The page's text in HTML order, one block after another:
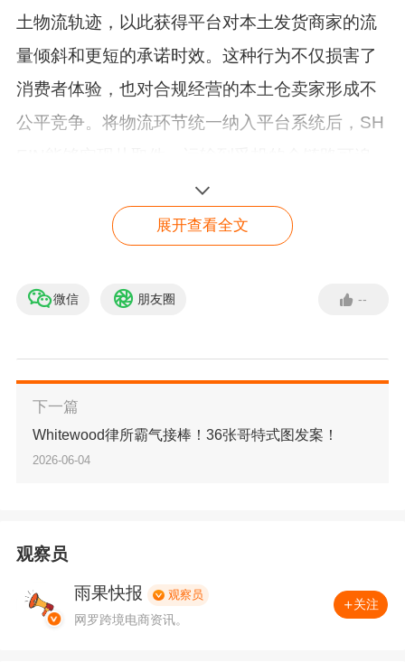
土物流轨迹，以此获得平台对本土发货商家的流
量倾斜和更短的承诺时效。这种行为不仅损害了
消费者体验，也对合规经营的本土仓卖家形成不
公平竞争。将物流环节统一纳入平台系统后，SH
溯，从而有效遏制虚假本土轨迹的生成。
在配套的时效考核方面，SHEIN要求商家在8个工
量限制乃至永久封店等阶梯式处罚。这无疑对商
过去依赖“先接单、后找货”的松散式操作将难以继
续。
新规实施后，若代发仓未接入SHEIN平台认证物
无法接入平台取件系统而流失客户。相比之下，
早已建立美国本土合规仓、并使用平台认证物流
商的商家则将在更加公平的竞争环境中受益。
展开查看全文
微信 朋友圈 --
下一篇
Whitewood律所霸气接棒！36张哥特式图发案！
2026-06-04
观察员
雨果快报 观察员
网罗跨境电商资讯。
关注